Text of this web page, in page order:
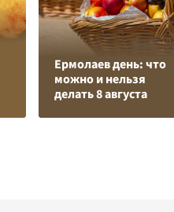
Ермолаев день: что
можно и нельзя
делать 8 августа